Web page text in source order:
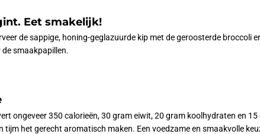
Eet smakelijk!
de sappige, honing-geglazuurde kip met de geroosterde broccoli
smaakpapillen.
ongeveer 350 calorieën, 30 gram eiwit, 20 gram koolhydraten en
het gerecht aromatisch maken. Een voedzame en smaakvolle